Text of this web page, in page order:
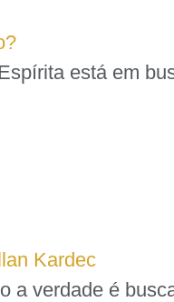
está em
Kardec
a verdade é